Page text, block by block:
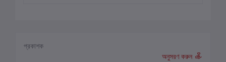
প্রকাশক
অনুসরণ করুন